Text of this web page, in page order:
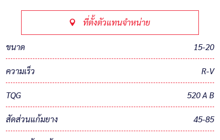
ที่ตั้งตัวแทนจำหน่าย
ขนาด 15-20
ความเร็ว R-V
TQG 520 A B
สัดส่วนแก้มยาง 45-85